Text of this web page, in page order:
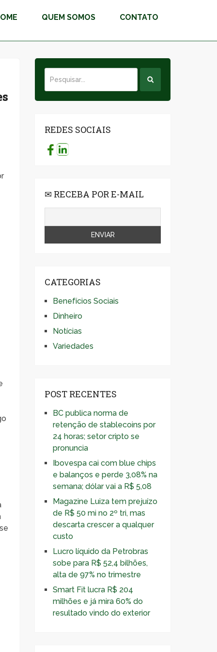
QUEM SOMOS CONTATO
REDES SOCIAIS
✉ RECEBA POR E-MAIL
CATEGORIAS
Benefícios Sociais
Dinheiro
Notícias
Variedades
POST RECENTES
BC publica norma de
retenção de stablecoins por
24 horas; setor cripto se
pronuncia
Ibovespa cai com blue chips
e balanços e perde 3,08% na
semana; dólar vai a R$ 5,08
Magazine Luiza tem prejuízo
de R$ 50 mi no 2º tri, mas
descarta crescer a qualquer
custo
Lucro líquido da Petrobras
sobe para R$ 52,4 bilhões,
alta de 97% no trimestre
Smart Fit lucra R$ 204
milhões e já mira 60% do
resultado vindo do exterior